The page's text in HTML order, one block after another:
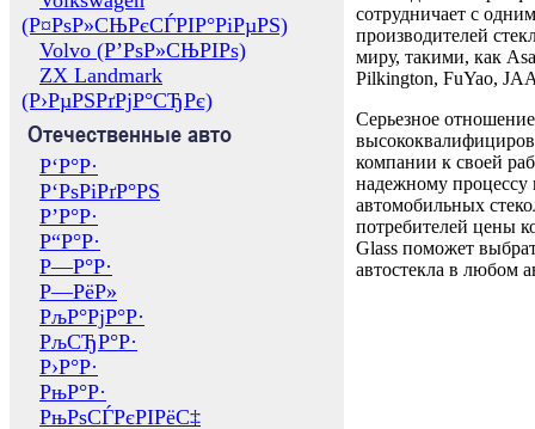
(Р¤РѕР»СЊРєСЃРІР°РіРµРЅ)
Volvo (Р’РѕР»СЊРІРѕ)
ZX Landmark
(Р›РµРЅРґРјР°СЂРє)
Отечественные авто
Р‘Р°Р·
Р‘РѕРіРґР°РЅ
Р’Р°Р·
Р“Р°Р·
Р—Р°Р·
Р—РёР»
РљР°РјР°Р·
РљСЂР°Р·
Р›Р°Р·
РњР°Р·
РњРѕСЃРєРІРёС‡
сотрудничает с
производителей
миру, такими, как
Pilkington, FuYao,
Серьезное отношение
компании к своей
надежному процессу
автомобильных
потребителей цены
Glass поможет
автостекла в любом